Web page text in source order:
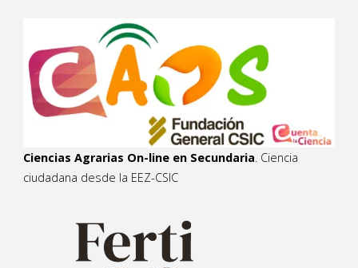
Ciencias Agrarias On-line en Secundaria . Ciencia
ciudadana desde la EEZ-CSIC